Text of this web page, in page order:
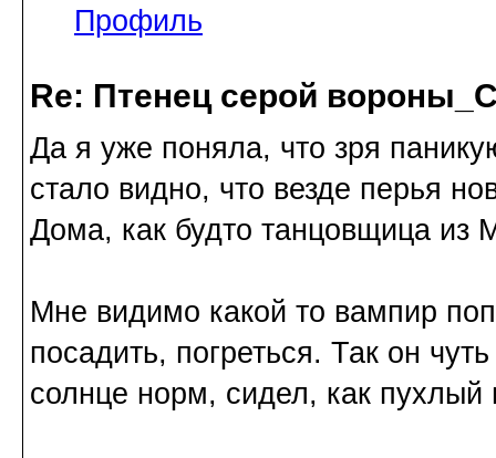
Профиль
Re: Птенец серой
Да я уже поняла, что зря
стало видно, что везде перья
Дома, как будто танцовщица из
Мне видимо какой то вампир
посадить, погреться. Так он
солнце норм, сидел, как